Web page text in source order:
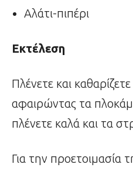
Αλάτι-πιπέρι
Εκτέλεση
Πλένετε και
αφαιρώντας τα
πλένετε καλά και τα
Για την προετοιμασία